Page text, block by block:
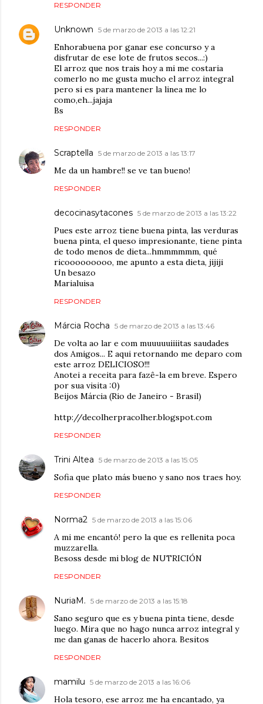
RESPONDER
Unknown 5 de marzo de 2013 a las 12:21
Enhorabuena por ganar ese concurso y a
disfrutar de ese lote de frutos secos...:)
El arroz que nos trais hoy a mi me costaria
comerlo no me gusta mucho el arroz integral
pero si es para mantener la linea me lo
como,eh...jajaja
Bs
RESPONDER
Scraptella 5 de marzo de 2013 a las 13:17
Me da un hambre!! se ve tan bueno!
RESPONDER
decocinasytacones 5 de marzo de 2013 a las 13:22
Pues este arroz tiene buena pinta, las verduras
buena pinta, el queso impresionante, tiene pinta
de todo menos de dieta...hmmmmmm, qué
ricooooooooo, me apunto a esta dieta, jijiji
Un besazo
Marialuisa
RESPONDER
Márcia Rocha 5 de marzo de 2013 a las 13:46
De volta ao lar e com muuuuuiiiitas saudades
dos Amigos... E aqui retornando me deparo com
este arroz DELICIOSO!!!
Anotei a receita para fazê-la em breve. Espero
por sua visita :0)
Beijos Márcia (Rio de Janeiro - Brasil)
http://decolherpracolher.blogspot.com
RESPONDER
Trini Altea 5 de marzo de 2013 a las 15:05
Sofia que plato más bueno y sano nos traes hoy.
RESPONDER
Norma2 5 de marzo de 2013 a las 15:06
A mi me encantó! pero la que es rellenita poca
muzzarella.
Besoss desde mi blog de NUTRICIÓN
RESPONDER
NuriaM. 5 de marzo de 2013 a las 15:18
Sano seguro que es y buena pinta tiene, desde
luego. Mira que no hago nunca arroz integral y
me dan ganas de hacerlo ahora. Besitos
RESPONDER
mamilu 5 de marzo de 2013 a las 16:06
Hola tesoro, ese arroz me ha encantado, ya